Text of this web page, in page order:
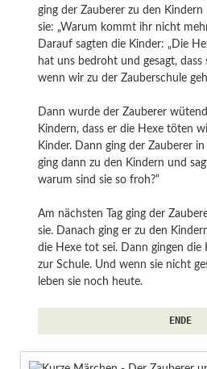
ging der Zauberer zu den
sie: „Warum kommt ihr nicht
Darauf sagten die Kinder: „Die
hat uns bedroht und gesagt,
wenn wir zu der Zauberschule
Dann wurde der Zauberer
Kindern, dass er die Hexe töten
Kinder. Dann ging der Zauberer
ging dann zu den Kindern und
warum sind sie so froh?“
Am nächsten Tag ging der
sie. Danach ging er zu den
die Hexe tot sei. Dann gingen die
zur Schule. Und wenn sie nicht
leben sie noch heute.
ENDE